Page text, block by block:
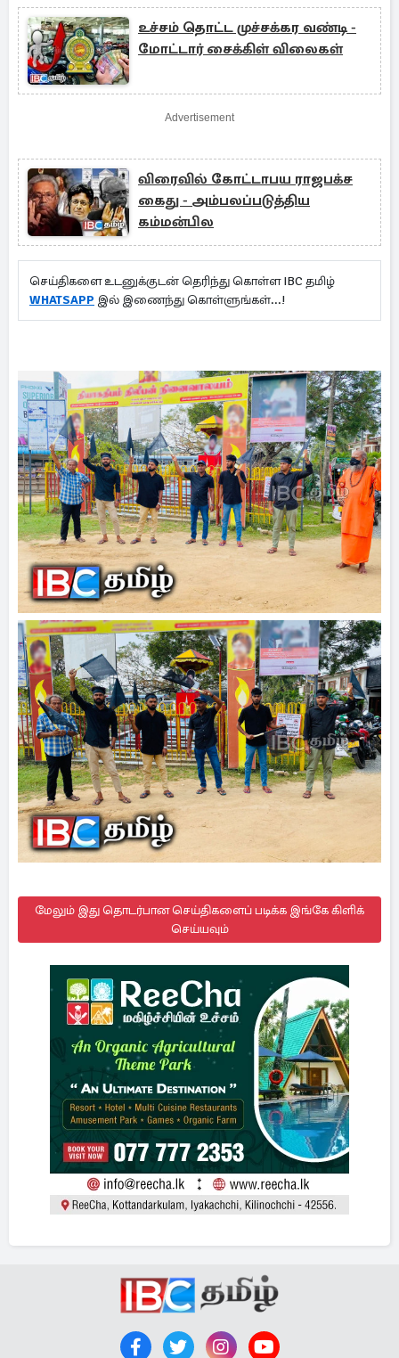
உச்சம் தொட்ட முச்சக்கர வண்டி -
மோட்டார் சைக்கிள் விலைகள்
Advertisement
விரைவில் கோட்டாபய ராஜபக்ச
கைது - அம்பலப்படுத்திய
கம்மன்பில
செய்திகளை உடனுக்குடன் தெரிந்து கொள்ள IBC தமிழ்
WHATSAPP இல் இணைந்து கொள்ளுங்கள்...!
மேலும் இது தொடர்பான செய்திகளைப் படிக்க இங்கே கிளிக்
செய்யவும்